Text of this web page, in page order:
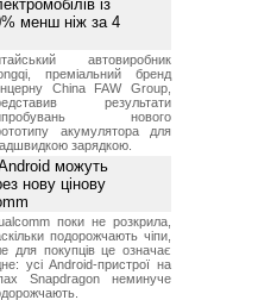
із
менш ніж за 4
автовиробник
преміальний бренд
China FAW Group,
результати
нового
акумулятора для
зарядкою.
можуть
нову цінову
поки не розкрила,
подорожчають чіпи,
для покупців це означає
усі Android-пристрої на
Snapdragon неминуче